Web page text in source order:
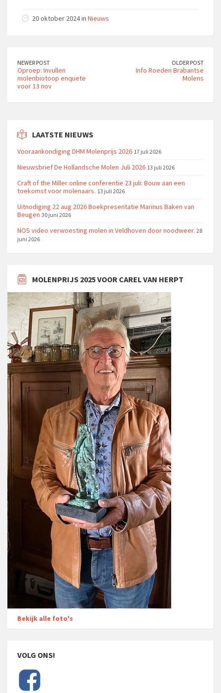
20 oktober 2024 in Nieuws
NEWER POST
Oproep: Invullen
molenbiotoop enquete
voor 13 nov
OLDER POST
Info Roeden Brabantse
Molens
LAATSTE NIEUWS
Vooraankondiging DHM Molenprijs 2026 17 juli 2026
Nieuwsbrief De Hollandsche Molen Juli 2026 13 juli 2026
Craft of the Miller online conferentie 23 juli: Bouw aan een
toekomst voor molenaars. 13 juli 2026
Uitnodiging 22 aug 2026 Boekpresentatie Marinus Baken van
Beugen 30 juni 2026
NOS video verwoesting molen in Veldhoven door noodweer. 28
juni 2026
MOLENPRIJS 2025 VOOR CAREL VAN HERPT
Bekijk alle foto's
VOLG ONS!